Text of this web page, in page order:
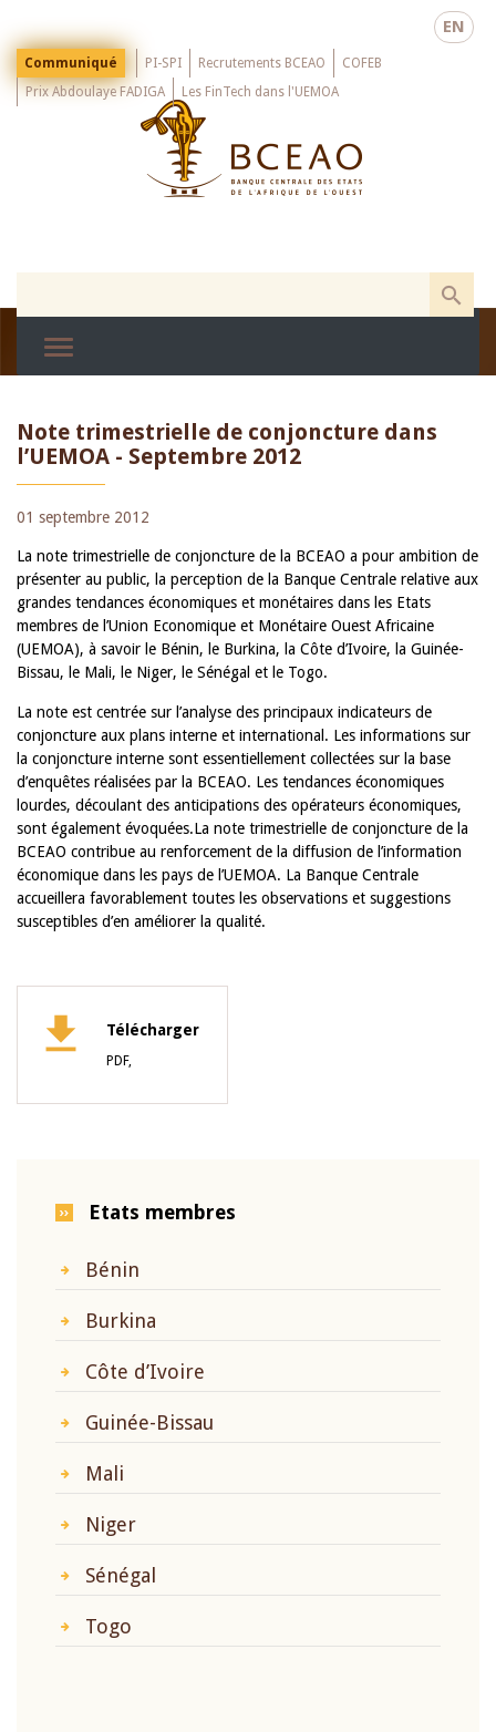
main
EN
Menu
Top
Communiqué PI-SPI Recrutements BCEAO
COFEB
Prix Abdoulaye FADIGA
Les FinTech dans l'UEMOA
Note trimestrielle de conjoncture dans
l’UEMOA - Septembre 2012
01 septembre 2012
La note trimestrielle de conjoncture de la BCEAO a pour ambition de
présenter au public, la perception de la Banque Centrale relative aux
grandes tendances économiques et monétaires dans les Etats
membres de l’Union Economique et Monétaire Ouest Africaine
(UEMOA), à savoir le Bénin, le Burkina, la Côte d’Ivoire, la Guinée-
Bissau, le Mali, le Niger, le Sénégal et le Togo.
La note est centrée sur l’analyse des principaux indicateurs de
conjoncture aux plans interne et international. Les informations sur
la conjoncture interne sont essentiellement collectées sur la base
d’enquêtes réalisées par la BCEAO. Les tendances économiques
lourdes, découlant des anticipations des opérateurs économiques,
sont également évoquées.La note trimestrielle de conjoncture de la
BCEAO contribue au renforcement de la diffusion de l’information
économique dans les pays de l’UEMOA. La Banque Centrale
accueillera favorablement toutes les observations et suggestions
susceptibles d’en améliorer la qualité.
Télécharger
PDF,
Etats membres
Bénin
Burkina
Côte d’Ivoire
Guinée-Bissau
Mali
Niger
Sénégal
Togo